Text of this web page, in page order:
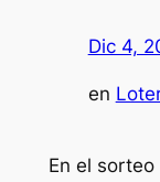
Dic 4,
en
En el